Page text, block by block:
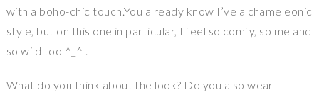
with a boho-chic touch.You already know I’ve a chameleonic
style, but on this one in particular, I feel so comfy, so me and
so wild too ^_^ .
What do you think about the look? Do you also wear